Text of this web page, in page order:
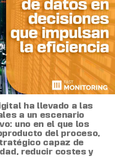
ha llevado a las
a un escenario
uno en el que los
del proceso,
capaz de
reducir costes y